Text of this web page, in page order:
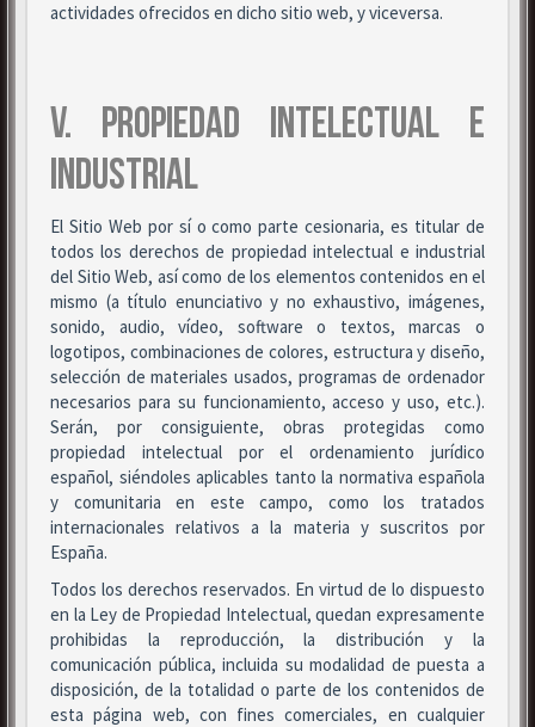
actividades ofrecidos en dicho sitio web, y viceversa.
V. PROPIEDAD INTELECTUAL E
INDUSTRIAL
El Sitio Web por sí o como parte cesionaria, es titular de
todos los derechos de propiedad intelectual e industrial
del Sitio Web, así como de los elementos contenidos en el
mismo (a título enunciativo y no exhaustivo, imágenes,
sonido, audio, vídeo, software o textos, marcas o
logotipos, combinaciones de colores, estructura y diseño,
selección de materiales usados, programas de ordenador
necesarios para su funcionamiento, acceso y uso, etc.).
Serán, por consiguiente, obras protegidas como
propiedad intelectual por el ordenamiento jurídico
español, siéndoles aplicables tanto la normativa española
y comunitaria en este campo, como los tratados
internacionales relativos a la materia y suscritos por
España.
Todos los derechos reservados. En virtud de lo dispuesto
en la Ley de Propiedad Intelectual, quedan expresamente
prohibidas la reproducción, la distribución y la
comunicación pública, incluida su modalidad de puesta a
disposición, de la totalidad o parte de los contenidos de
esta página web, con fines comerciales, en cualquier